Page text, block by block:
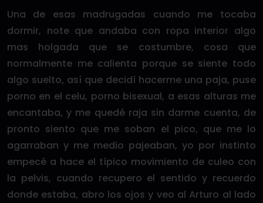
Una de esas madrugadas cuando me tocaba
dormir, note que andaba con ropa interior algo
mas holgada que se costumbre, cosa que
normalmente me calienta porque se siente todo
algo suelto, así que decidí hacerme una paja, puse
porno en el celu, porno bisexual, a esas alturas me
encantaba, y me quedé raja sin darme cuenta, de
pronto siento que me soban el pico, que me lo
agarraban y me medio pajeaban, yo por instinto
empecé a hace el típico movimiento de culeo con
la pelvis, cuando recupero el sentido y recuerdo
donde estaba, abro los ojos y veo al Arturo al lado